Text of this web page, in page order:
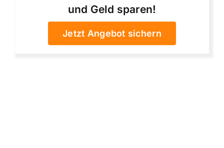
und Geld sparen!
Jetzt Angebot sichern